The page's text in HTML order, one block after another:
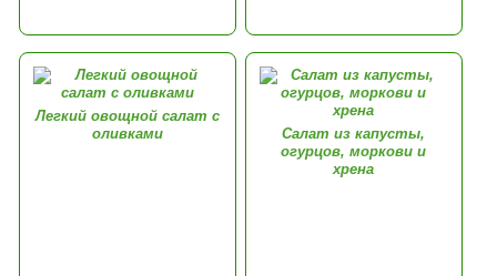
Легкий овощной салат с
оливками
Салат из капусты,
огурцов, моркови и
хрена